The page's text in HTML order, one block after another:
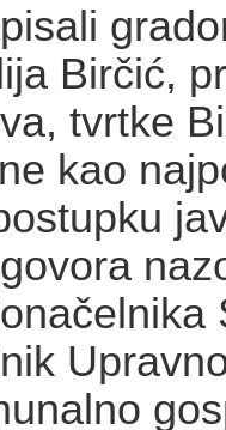
Birčić,
tvrtke
kao